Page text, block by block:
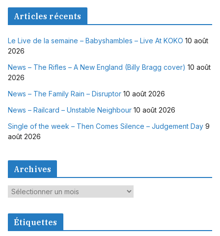
Articles récents
Le Live de la semaine – Babyshambles – Live At KOKO 10 août
2026
News – The Rifles – A New England (Billy Bragg cover) 10 août
2026
News – The Family Rain – Disruptor 10 août 2026
News – Railcard – Unstable Neighbour 10 août 2026
Single of the week – Then Comes Silence – Judgement Day 9
août 2026
Archives
A
c
Étiquettes